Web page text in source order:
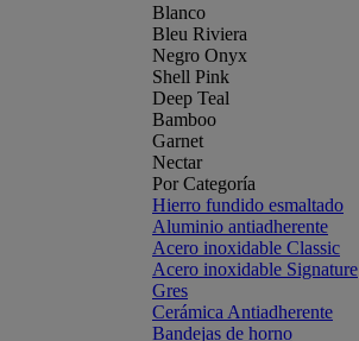
Blanco
Bleu Riviera
Negro Onyx
Shell Pink
Deep Teal
Bamboo
Garnet
Nectar
Por Categoría
Hierro fundido esmaltado
Aluminio antiadherente
Acero inoxidable Classic
Acero inoxidable Signature
Gres
Cerámica Antiadherente
Bandejas de horno